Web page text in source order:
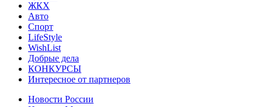
ЖКХ
Авто
Спорт
LifeStyle
WishList
Добрые дела
КОНКУРСЫ
Интересное от партнеров
Новости России